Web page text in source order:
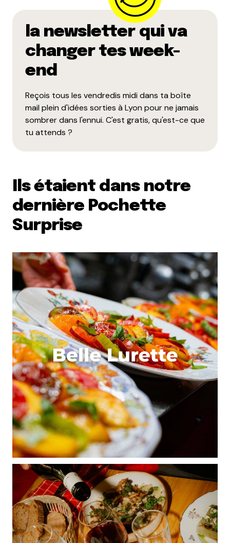
Merci pour cette adresse, qui me reconcilie avec la
cuisine Indienne!
29 septembre 2020 à 13 h 44 min
Et MERCI pour ce commentaire qui fait très
29 septembre 2020 à 17 h 17 min
Un grand merci pour ce grand rapport d’essai sur
la cuisine indienne. Mon frère est à la recherche
d’un nouveau restaurant indien à tester. Il est bon
plats de la province d’Awadh.
Pierre Durand
7 octobre 2020 à 10 h 53 min
Répondre
Vraiment délicieux ! Des saveurs et textures
inhabituelles. Ça m’a titillé les papilles ! Je
recommande moi aussi !
28 juillet 2022 à 0 h 13 min
Répondre
Votre adresse e-mail ne sera pas publiée.
champs obligatoires sont indiqués avec
Name*
E-mail*
Prévenez-moi de tous les nouveaux commentaires
par e-mail.
la newsletter qui va
changer tes week-
end
Reçois tous les vendredis midi dans ta boîte
mail plein d'idées sorties à Lyon pour ne jamais
sombrer dans l'ennui. C'est gratis, qu'est-ce que
tu attends ?
Ils étaient dans notre
dernière Pochette
Surprise